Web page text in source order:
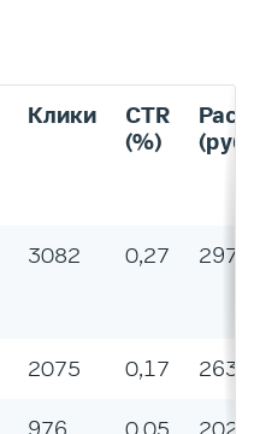
Клики
CTR
(%)
3082 0,27
2075 0,17